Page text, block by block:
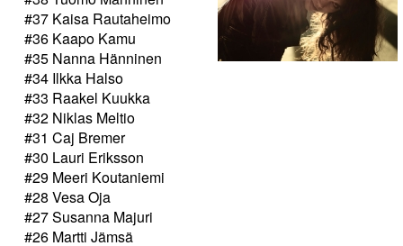
#37 Kaisa Rautaheimo
#36 Kaapo Kamu
#35 Nanna Hänninen
#34 Ilkka Halso
#33 Raakel Kuukka
#32 Niklas Meltio
#31 Caj Bremer
#30 Lauri Eriksson
#29 Meeri Koutaniemi
#28 Vesa Oja
#27 Susanna Majuri
#26 Martti Jämsä